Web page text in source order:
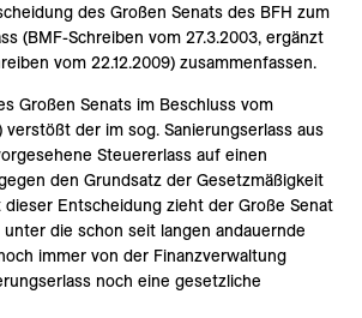
des Großen Senats des BFH zum
(BMF-Schreiben vom 27.3.2003, ergänzt
vom 22.12.2009) zusammenfassen.
Großen Senats im Beschluss vom
verstößt der im sog. Sanierungserlass aus
Steuererlass auf einen
den Grundsatz der Gesetzmäßigkeit
Entscheidung zieht der Große Senat
die schon seit langen andauernde
immer von der Finanzverwaltung
noch eine gesetzliche